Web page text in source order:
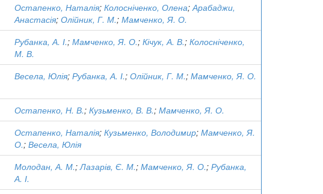
Остапенко, Наталія; Колосніченко, Олена;Арабаджи,
Анастасія; Олійник, Г. М.; Мамченко, Я. О.
Рубанка, А. І.; Мамченко, Я. О.; Кічук, А. В.; Колосніченко,
М. В.
Весела, Юлія; Рубанка, А. І.; Олійник, Г. М.; Мамченко, Я. О.
Остапенко, Н. В.; Кузьменко, В. В.; Мамченко, Я. О.
Остапенко, Наталія; Кузьменко, Володимир; Мамченко, Я.
О.; Весела, Юлія
Молодан, А. М.;Лазарів, Є. М.; Мамченко, Я. О.; Рубанка,
А. І.